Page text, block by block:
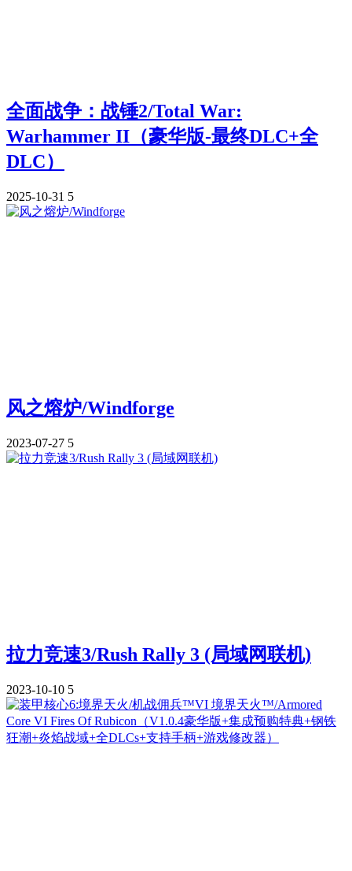
全面战争：战锤2/Total War:
Warhammer II（豪华版-最终DLC+全
DLC）
2025-10-31 5
风之熔炉/Windforge
2023-07-27 5
拉力竞速3/Rush Rally 3 (局域网联机)
2023-10-10 5